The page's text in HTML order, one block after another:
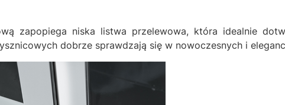
zapopiega niska listwa przelewowa, która idealnie
dobrze sprawdzają się w nowoczesnych i